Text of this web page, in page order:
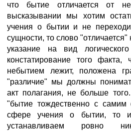
что бытие отличается от
высказывании мы хотим
учения о бытии и не
сущности, то слово
указание на вид
констатирование того
небытием лежит, положена
"различие" мы должны
акт полагания, не больше
"бытие тождественно с
сфере учения о бытии, то
устанавливаем ровно